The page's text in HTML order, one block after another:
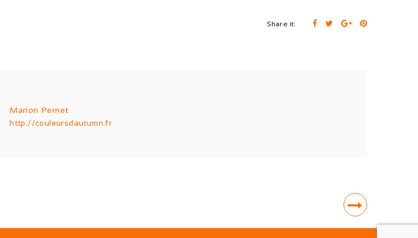
Share it:
Marion Pernet
http://couleursdautumn.fr